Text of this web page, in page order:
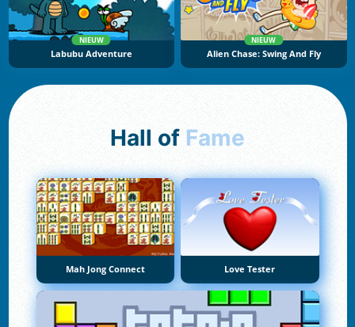
NIEUW
Labubu Adventure
NIEUW
Alien Chase: Swing And Fly
Hall of Fame
Mah Jong Connect Love Tester